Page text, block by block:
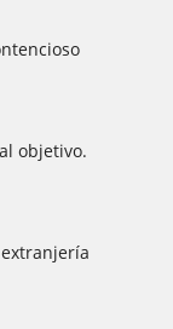
objetivo.